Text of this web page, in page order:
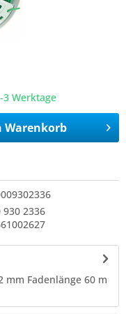
Werktage
Warenkorb
930 2336
mm Fadenlänge 60 m